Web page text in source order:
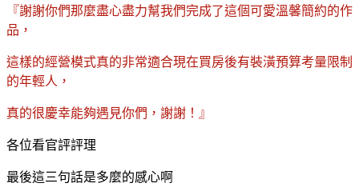
『謝謝你們那麼盡心盡力幫我們完成了這個可愛溫馨簡約的作
品，
這樣的經營模式真的非常適合現在買房後有裝潢預算考量限制
的年輕人，
真的很慶幸能夠遇見你們，謝謝！』
各位看官評評理
最後這三句話是多麼的感心啊